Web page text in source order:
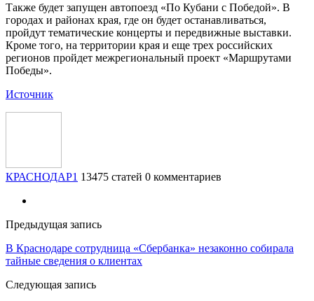
Также будет запущен автопоезд «По Кубани с Победой». В
городах и районах края, где он будет останавливаться,
пройдут тематические концерты и передвижные выставки.
Кроме того, на территории края и еще трех российских
регионов пройдет межрегиональный проект «Маршрутами
Победы».
Источник
КРАСНОДАР1 13475 статей 0 комментариев
Предыдущая запись
В Краснодаре сотрудница «Сбербанка» незаконно собирала
тайные сведения о клиентах
Следующая запись